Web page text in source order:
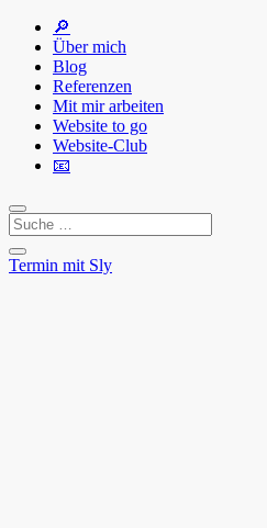
🔎
Über mich
Blog
Referenzen
Mit mir arbeiten
Website to go
Website-Club
📧
Termin mit Sly